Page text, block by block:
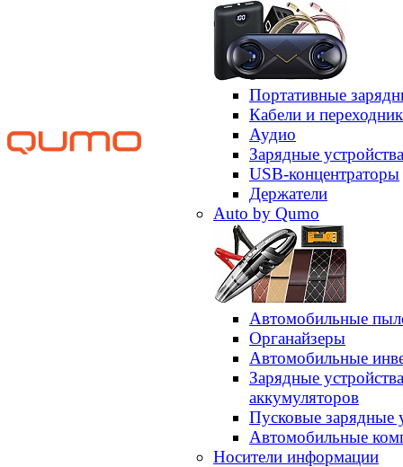
Портативные
Кабели и
Аудио
Зарядные устройства
USB-концентраторы
Держатели
Auto by Qumo
Автомобильные
Органайзеры
Автомобильные
Зарядные
аккумуляторов
Пусковые зарядные
Автомобильные
Носители информации